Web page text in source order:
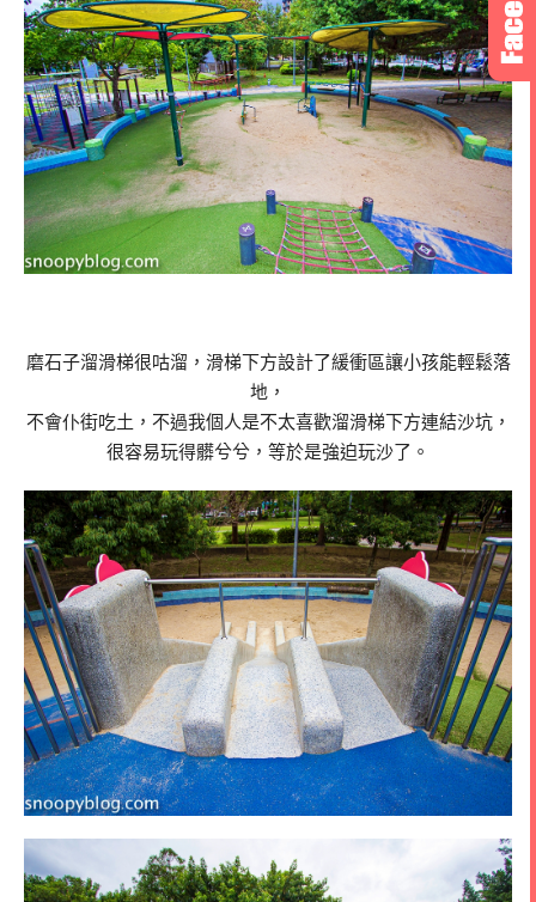
磨石子溜滑梯很咕溜，滑梯下方設計了緩衝區讓小孩能輕鬆落
地，
不會仆街吃土，不過我個人是不太喜歡溜滑梯下方連結沙坑，
很容易玩得髒兮兮，等於是強迫玩沙了。